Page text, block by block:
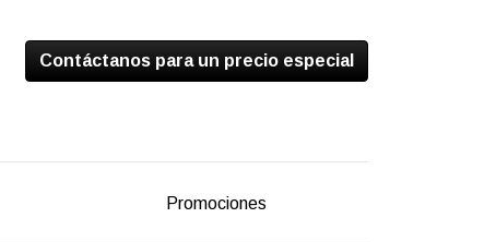
Contáctanos para un precio especial
Promociones